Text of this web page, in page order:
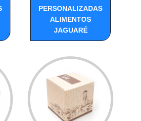
PERSONALIZADAS
ALIMENTOS
JAGUARÉ